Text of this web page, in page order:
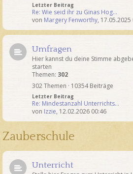
Letzter Beitrag
Re: Wie seid ihr zu Ginas Hog…
von Margery Fenworthy, 17.05.2025
Umfragen
Hier kannst du deine Stimme
starten
Themen: 302
302 Themen · 10354 Beiträge
Letzter Beitrag
Re: Mindestanzahl Unterrichts…
von Izzie, 12.02.2026 00:46
Zauberschule
Unterricht